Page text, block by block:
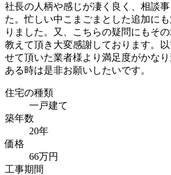
社長の人柄や感じが凄く良く、相談
た。忙しい中こまごまとした追加に
りました。又、こちらの疑問にもそ
教えて頂き大変感謝しております。
せて頂いた業者様より満足度がかな
ある時は是非お願いしたいです。
住宅の種類
一戸建て
築年数
20年
価格
66万円
工事期間